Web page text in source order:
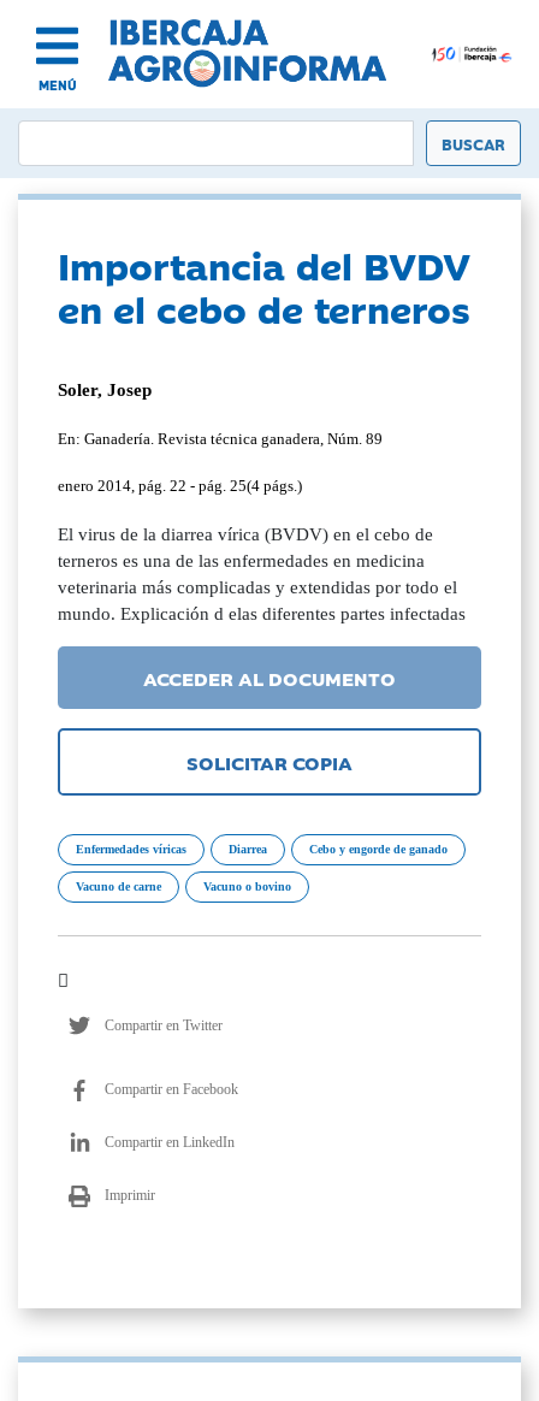
MENÚ
Importancia del BVDV
en el cebo de terneros
Soler, Josep
En: Ganadería. Revista técnica ganadera, Núm. 89
enero 2014, pág. 22 - pág. 25(4 págs.)
El virus de la diarrea vírica (BVDV) en el cebo de
terneros es una de las enfermedades en medicina
veterinaria más complicadas y extendidas por todo el
mundo. Explicación d elas diferentes partes infectadas
ACCEDER AL DOCUMENTO
SOLICITAR COPIA
Enfermedades víricas Diarrea Cebo y engorde de ganado
Vacuno de carne Vacuno o bovino
Compartir en Twitter
Compartir en Facebook
Compartir en LinkedIn
Imprimir